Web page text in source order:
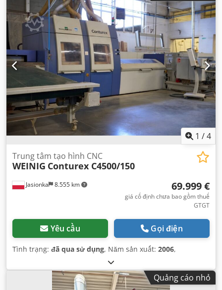
1 /4
Jasionka 8.555 km
Trung tâm tạo hình CNC
WEINIG Conturex C4500/150
69.999 €
giá cố định chưa bao gồm thuế
GTGT
Yêu cầu Gọi điện
Tình trạng: đã qua sử dụng, Năm sản xuất: 2006,
Quảng cáo nhỏ